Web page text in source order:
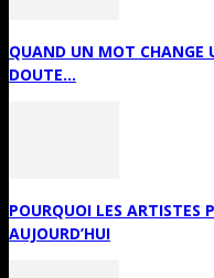
QUAND UN MOT CHANGE
DOUTE...
POURQUOI LES ARTISTES
AUJOURD’HUI